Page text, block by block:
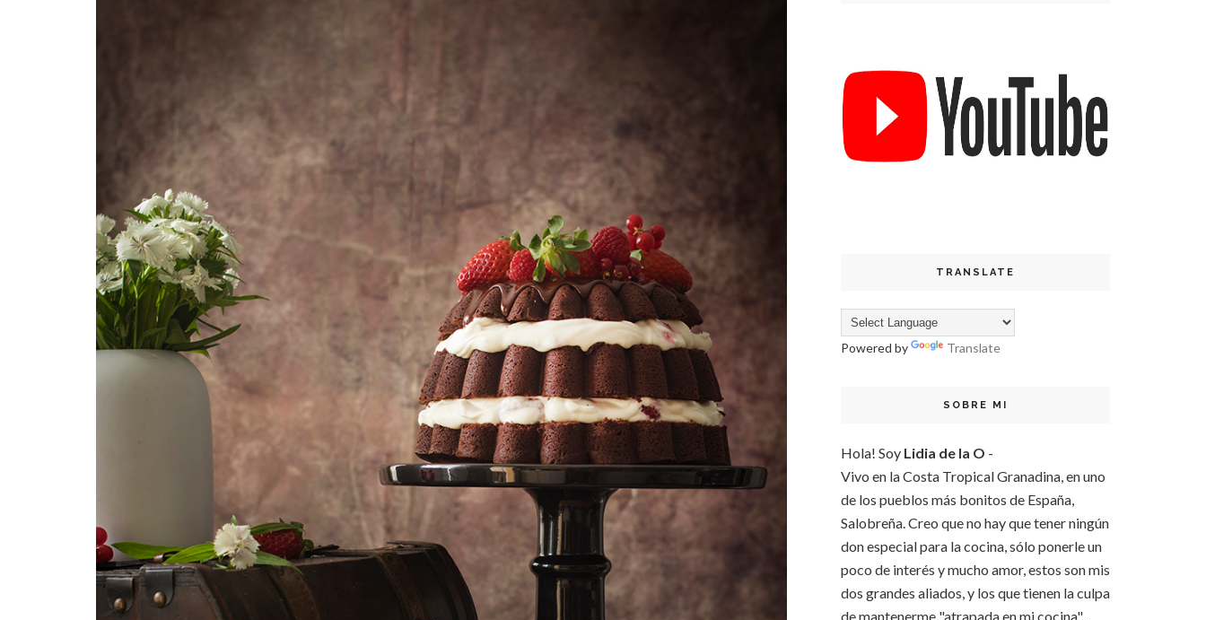
TRANSLATE
Powered by Translate
SOBRE MI
Hola! Soy Lidia de la O -
Vivo en la Costa Tropical Granadina, en uno
de los pueblos más bonitos de España,
Salobreña. Creo que no hay que tener ningún
don especial para la cocina, sólo ponerle un
poco de interés y mucho amor, estos son mis
dos grandes aliados, y los que tienen la culpa
de mantenerme "atrapada en mi cocina"...